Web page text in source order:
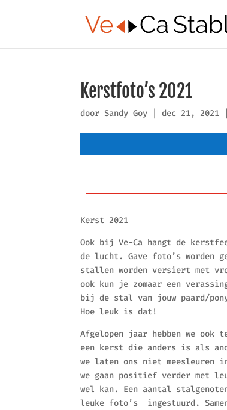
Kerstfoto’s 2021
doorSandy Goy |dec 21, 2021
Kerst 2021
Ook bij Ve-Ca hangt de
de lucht. Gave foto’s worden
stallen worden versiert met
ook kun je zomaar een
bij de stal van jouw paard/
Hoe leuk is dat!
Afgelopen jaar hebben we ook
een kerst die anders is als
we laten ons niet meesleuren
we gaan positief verder met
wel kan. Een aantal
leuke foto’s ingestuurd.